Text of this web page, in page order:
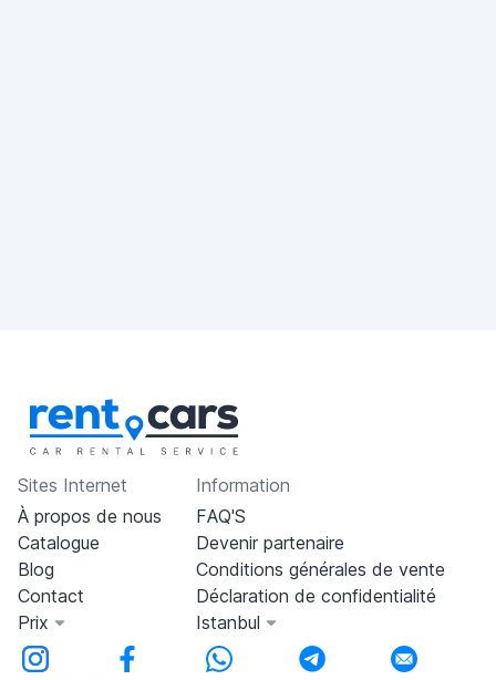
Sites Internet
À propos de nous
Catalogue
Blog
Contact
Prix
Information
FAQ'S
Devenir partenaire
Conditions générales de vente
Déclaration de confidentialité
Istanbul